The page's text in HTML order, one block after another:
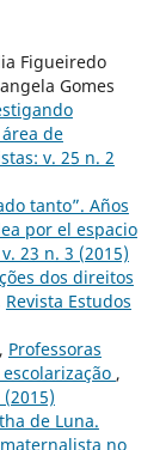
Figueiredo
Gomes
de
v. 25 n. 2
tanto”. Años
por el espacio
23 n. 3 (2015)
dos direitos
Revista Estudos
Professoras
,
de Luna.
no